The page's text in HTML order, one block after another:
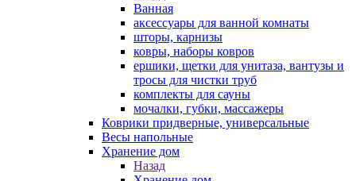
Ванная
аксессуары для ванной комнаты
шторы, карнизы
ковры, наборы ковров
ершики, щетки для унитаза, вантузы и
тросы для чистки труб
комплекты для сауны
мочалки, губки, массажеры
Коврики придверные, универсальные
Весы напольные
Хранение дом
Назад